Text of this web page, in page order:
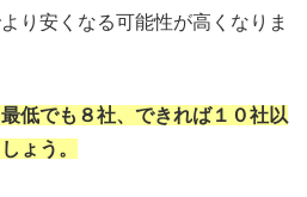
り安くなる可能性が高くなりま
低でも８社、できれば１０社以
ょう。